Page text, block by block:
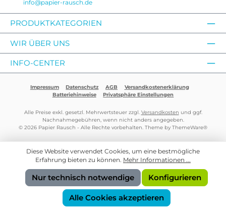
info@papier-rausch.de
PRODUKTKATEGORIEN
WIR ÜBER UNS
INFO-CENTER
Impressum Datenschutz AGB
Versandkostenerklärung
Batteriehinweise
Privatsphäre Einstellungen
Alle Preise exkl. gesetzl. Mehrwertsteuer zzgl. Versandkosten und ggf.
Nachnahmegebühren, wenn nicht anders angegeben.
© 2026 Papier Rausch - Alle Rechte vorbehalten. Theme by ThemeWare®
Diese Website verwendet Cookies, um eine bestmögliche
Erfahrung bieten zu können. Mehr Informationen ...
Nur technisch notwendige Konfigurieren
Alle Cookies akzeptieren